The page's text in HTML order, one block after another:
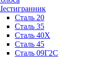
Сталь 20
Сталь 35
Сталь 40Х
Сталь 45
Сталь 09Г2С